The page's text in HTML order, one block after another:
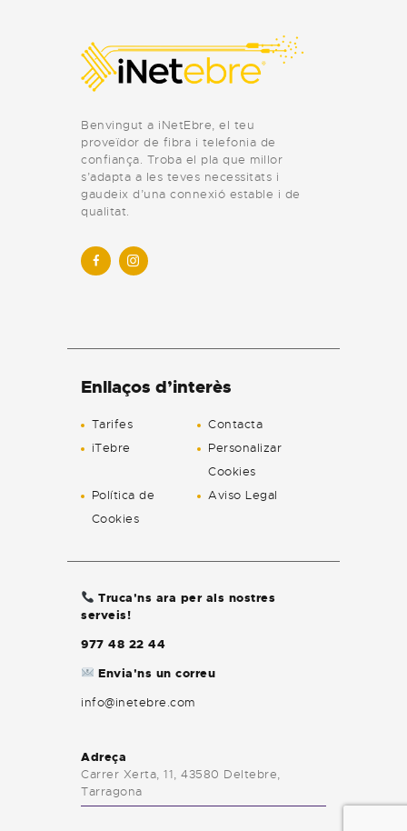
Benvingut a iNetEbre, el teu
proveïdor de fibra i telefonia de
confiança. Troba el pla que millor
s’adapta a les teves necessitats i
gaudeix d’una connexió estable i de
qualitat.
Enllaços d’interès
Tarifes
Contacta
iTebre
Personalizar
Cookies
Política de
Cookies
Aviso Legal
Truca'ns ara per als nostres
serveis!
977 48 22 44
Envia'ns un correu
info@inetebre.com
Adreça
Carrer Xerta, 11, 43580 Deltebre,
Tarragona